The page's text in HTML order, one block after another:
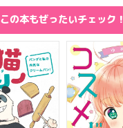
この本もぜったいチェック！